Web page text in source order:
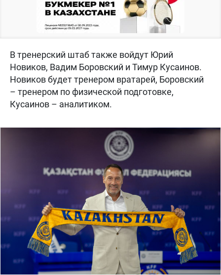
В тренерский штаб также войдут Юрий
Новиков, Вадим Боровский и Тимур Кусаинов.
Новиков будет тренером вратарей, Боровский
– тренером по физической подготовке,
Кусаинов – аналитиком.